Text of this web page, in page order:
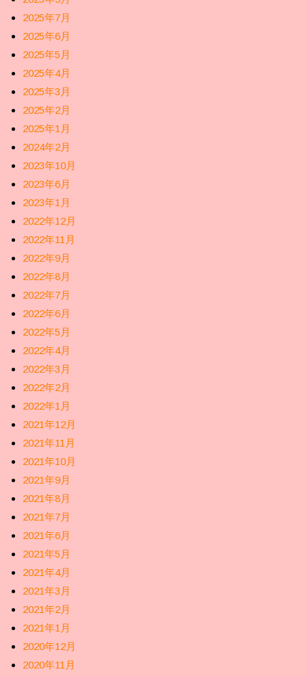
2025年7月
2025年6月
2025年5月
2025年4月
2025年3月
2025年2月
2025年1月
2024年2月
2023年10月
2023年6月
2023年1月
2022年12月
2022年11月
2022年9月
2022年8月
2022年7月
2022年6月
2022年5月
2022年4月
2022年3月
2022年2月
2022年1月
2021年12月
2021年11月
2021年10月
2021年9月
2021年8月
2021年7月
2021年6月
2021年5月
2021年4月
2021年3月
2021年2月
2021年1月
2020年12月
2020年11月